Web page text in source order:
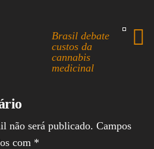
ail
re
Brasil debate
custos da
cannabis
medicinal
não será publicado. Campos
com *